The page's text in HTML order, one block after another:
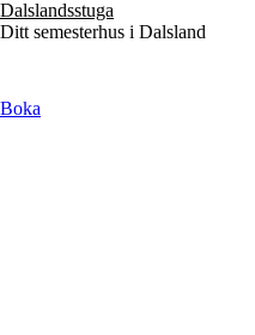
Dalslandsstuga
Ditt semesterhus i Dalsland
Boka